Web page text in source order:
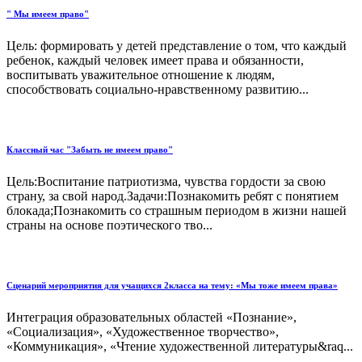
" Мы имеем право"
Цель: формировать у детей представление о том, что каждый
ребенок, каждый человек имеет права и обязанности,
воспитывать уважительное отношение к людям,
способствовать социально-нравственному развитию...
Классный час "Забыть не имеем право"
Цель:Воспитание патриотизма, чувства гордости за свою
страну, за свой народ.Задачи:Познакомить ребят с понятием
блокада;Познакомить со страшным периодом в жизни нашей
страны на основе поэтического тво...
Сценарий мероприятия для учащихся 2класса на тему: «Мы тоже имеем права»
Интеграция образовательных областей «Познание»,
«Социализация», «Художественное творчество»,
«Коммуникация», «Чтение художественной литературы&raq...